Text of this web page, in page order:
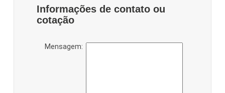
Informações de contato ou
cotação
Mensagem: